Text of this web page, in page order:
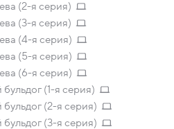
(2-я серия)
(3-я серия)
(4-я серия)
(5-я серия)
(6-я серия)
(1-я серия)
(2-я серия)
(3-я серия)